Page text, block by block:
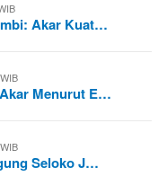
Akar Kuat…
Menurut E…
Seloko J…